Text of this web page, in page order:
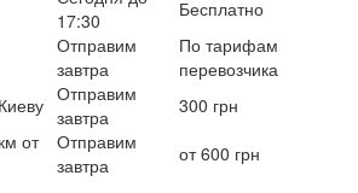
17:30
Бесплатно
Отправим
завтра
По тарифам
перевозчика
Отправим
завтра
300 грн
от
Отправим
завтра
от 600 грн